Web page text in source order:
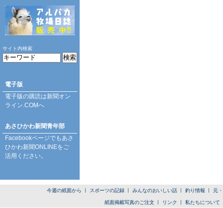
サイト内検索
電子版
電子版の購読は新聞オン
ライン.COMへ
あさひかわ新聞青年部
Facebookページでもあさ
ひかわ新聞ONLINEをご
活用ください。
今週の紙面から スポーツの記録 みんなのおいしい話 釣り情報 元
紙面掲載写真のご注文 リンク 私たちについて